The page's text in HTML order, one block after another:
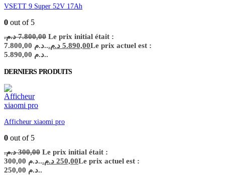
VSETT 9 Super 52V 17Ah
0 out of 5
7.800,00 د.م.
Le prix initial était :
7.800,00 د.م..
5.890,00 د.م.
Le prix actuel est :
5.890,00 د.م..
DERNIERS PRODUITS
Afficheur xiaomi pro
0 out of 5
300,00 د.م.
Le prix initial était :
300,00 د.م..
250,00 د.م.
Le prix actuel est :
250,00 د.م..